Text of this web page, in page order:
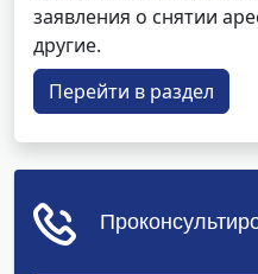
заявления о снятии
другие.
Перейти в раздел